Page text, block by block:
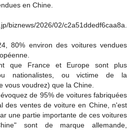
en Chine.
biznews/2026/02/c2a51ddedf6caa8a.
80% environ des voitures vendues
que France et Europe sont plus
nationalistes, ou victime de la
vous voudrez) que la Chine.
de 95% de voitures fabriquées
des ventes de voiture en Chine, n'est
une partie importante de ces voitures
sont de marque allemande,